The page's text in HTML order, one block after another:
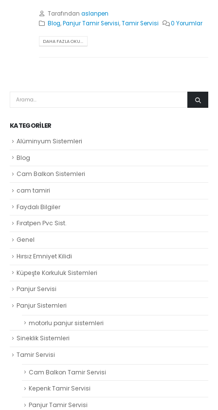
Tarafından aslanpen
Blog,Panjur Tamir Servisi,Tamir Servisi 0 Yorumlar
DAHA FAZLA OKU...
KATEGORILER
Alüminyum Sistemleri
Blog
Cam Balkon Sistemleri
cam tamiri
Faydalı Bilgiler
Fıratpen Pvc Sist.
Genel
Hırsız Emniyet Kilidi
Küpeşte Korkuluk Sistemleri
Panjur Servisi
Panjur Sistemleri
motorlu panjur sistemleri
Sineklik Sistemleri
Tamir Servisi
Cam Balkon Tamir Servisi
Kepenk Tamir Servisi
Panjur Tamir Servisi